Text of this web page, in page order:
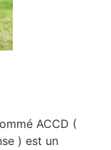
ACCD (
) est un